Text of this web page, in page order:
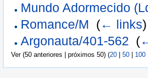
Mundo Adormecido
Romance/M
(← links)
Argonauta/401-562 (
Ver (50 anteriores | próximos 50) (20 50 100